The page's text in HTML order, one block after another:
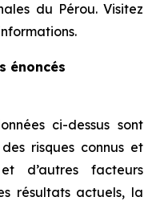
du Pérou. Visitez
énoncés
ci-dessus sont
risques connus et
d’autres facteurs
résultats actuels, la